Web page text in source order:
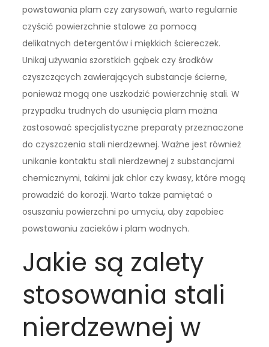
powstawania plam czy zarysowań, warto regularnie
czyścić powierzchnie stalowe za pomocą
delikatnych detergentów i miękkich ściereczek.
Unikaj używania szorstkich gąbek czy środków
czyszczących zawierających substancje ścierne,
ponieważ mogą one uszkodzić powierzchnię stali. W
przypadku trudnych do usunięcia plam można
zastosować specjalistyczne preparaty przeznaczone
do czyszczenia stali nierdzewnej. Ważne jest również
unikanie kontaktu stali nierdzewnej z substancjami
chemicznymi, takimi jak chlor czy kwasy, które mogą
prowadzić do korozji. Warto także pamiętać o
osuszaniu powierzchni po umyciu, aby zapobiec
powstawaniu zacieków i plam wodnych.
Jakie są zalety
stosowania stali
nierdzewnej w